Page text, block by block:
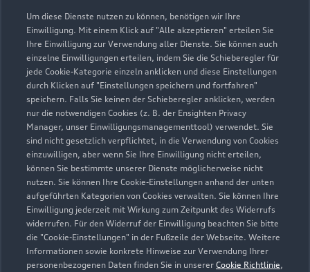
Um diese Dienste nutzen zu können, benötigen wir Ihre
Einwilligung. Mit einem Klick auf "Alle akzeptieren" erteilen Sie
Ihre Einwilligung zur Verwendung aller Dienste. Sie können auch
einzelne Einwilligungen erteilen, indem Sie die Schieberegler für
jede Cookie-Kategorie einzeln anklicken und diese Einstellungen
durch Klicken auf "Einstellungen speichern und fortfahren"
speichern. Falls Sie keinen der Schieberegler anklicken, werden
nur die notwendigen Cookies (z. B. der Ensighten Privacy
Manager, unser Einwilligungsmanagementtool) verwendet. Sie
sind nicht gesetzlich verpflichtet, in die Verwendung von Cookies
einzuwilligen, aber wenn Sie Ihre Einwilligung nicht erteilen,
können Sie bestimmte unserer Dienste möglicherweise nicht
nutzen. Sie können Ihre Cookie-Einstellungen anhand der unten
aufgeführten Kategorien von Cookies verwalten. Sie können Ihre
Einwilligung jederzeit mit Wirkung zum Zeitpunkt des Widerrufs
widerrufen. Für den Widerruf der Einwilligung beachten Sie bitte
die "Cookie-Einstellungen" in der Fußzeile der Webseite. Weitere
Informationen sowie konkrete Hinweise zur Verwendung Ihrer
personenbezogenen Daten finden Sie in unserer Cookie Richtlinie,
Hohenzollernstraße 230 - 250
41063 Mönchengladbach
02161 2757150
info@waldhausen-buerkel.de
Kontaktdaten herunterladen